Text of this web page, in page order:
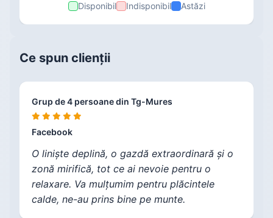
Disponibil Indisponibil Astăzi
Ce spun clienții
Grup de 4 persoane din Tg-Mures
Facebook
O liniște deplină, o gazdă extraordinară și o
zonă mirifică, tot ce ai nevoie pentru o
relaxare. Va mulțumim pentru plăcintele
calde, ne-au prins bine pe munte.